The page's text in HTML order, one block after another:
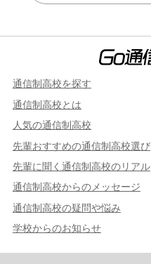
通信制高校を探す
通信制高校とは
人気の通信制高校
先輩おすすめの通信制高校選び
先輩に聞く通信制高校のリアル
通信制高校からのメッセージ
通信制高校の疑問や悩み
学校からのお知らせ